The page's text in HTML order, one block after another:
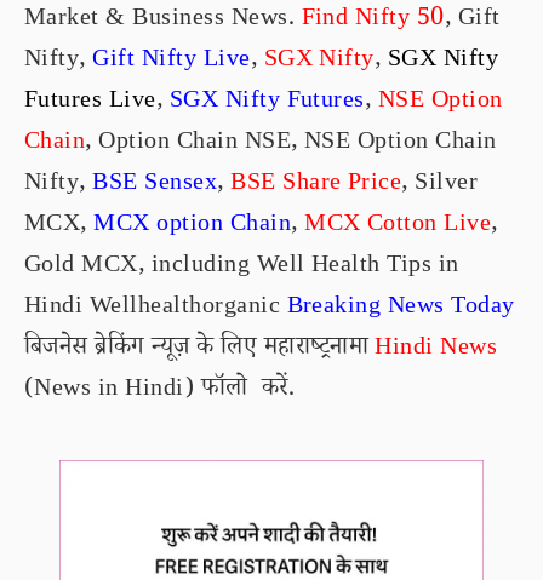
Market & Business News. Find Nifty 50, Gift
Nifty,Gift Nifty Live, SGX Nifty, SGX Nifty
Futures Live, SGX Nifty Futures,NSEOption
Chain, Option Chain NSE, NSE Option Chain
Nifty,BSE Sensex,BSE Share Price, Silver
MCX,MCX option Chain,MCX Cotton Live,
Gold MCX, includingWell Health Tips in
Hindi Wellhealthorganic Breaking News Today
बिजनेस ब्रेकिंग न्यूज़ के लिए महाराष्ट्रनामाHindi News
(News in Hindi) फॉलो करें.